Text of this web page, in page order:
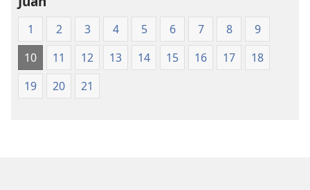
New
World
Translation
of
1 2 3 4 5 6 7 8
9
10
11 12 13 14 15 16 17
18
19
20 21